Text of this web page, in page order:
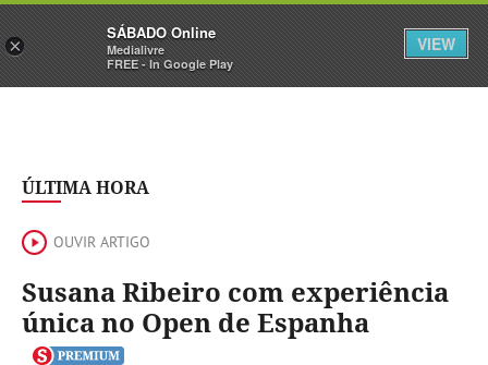
Sábado Assine Iniciar Sessão
ÚLTIMA HORA
OUVIR ARTIGO
Susana Ribeiro com experiência
única no Open de Espanha
×
SÁBADO Online
Medialivre
FREE - In Google Play
VIEW